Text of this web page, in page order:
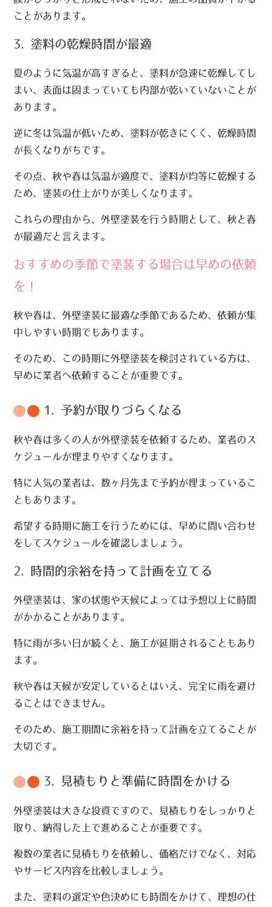
ことがあります。
3. 塗料の乾燥時間が最適
夏のように気温が高すぎると、塗料が急速に乾燥してし
まい、表面は固まっていても内部が乾いていないことが
あります。
逆に冬は気温が低いため、塗料が乾きにくく、乾燥時間
が長くなりがちです。
その点、秋や春は気温が適度で、塗料が均等に乾燥する
ため、塗装の仕上がりが美しくなります。
これらの理由から、外壁塗装を行う時期として、秋と春
が最適だと言えます。
おすすめの季節で塗装する場合は早めの依頼
を！
秋や春は、外壁塗装に最適な季節であるため、依頼が集
中しやすい時期でもあります。
そのため、この時期に外壁塗装を検討されている方は、
早めに業者へ依頼することが重要です。
1. 予約が取りづらくなる
秋や春は多くの人が外壁塗装を依頼するため、業者のス
ケジュールが埋まりやすくなります。
特に人気の業者は、数ヶ月先まで予約が埋まっているこ
ともあります。
希望する時期に施工を行うためには、早めに問い合わせ
をしてスケジュールを確認しましょう。
2. 時間的余裕を持って計画を立てる
外壁塗装は、家の状態や天候によっては予想以上に時間
がかかることがあります。
特に雨が多い日が続くと、施工が延期されることもあり
ます。
秋や春は天候が安定しているとはいえ、完全に雨を避け
ることはできません。
そのため、施工期間に余裕を持って計画を立てることが
大切です。
3. 見積もりと準備に時間をかける
外壁塗装は大きな投資ですので、見積もりをしっかりと
取り、納得した上で進めることが重要です。
複数の業者に見積もりを依頼し、価格だけでなく、対応
やサービス内容を比較しましょう。
また、塗料の選定や色決めにも時間をかけて、理想の仕